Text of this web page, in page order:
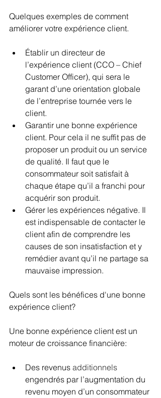
Quelques exemples de comment
améliorer votre expérience client.
Établir un directeur de
l’expérience client (CCO – Chief
Customer Officer), qui sera le
garant d’une orientation globale
de l’entreprise tournée vers le
client.
Garantir une bonne expérience
client. Pour cela il ne suffit pas de
proposer un produit ou un service
de qualité. Il faut que le
consommateur soit satisfait à
chaque étape qu’il a franchi pour
acquérir son produit.
Gérer les expériences négative. Il
est indispensable de contacter le
client afin de comprendre les
causes de son insatisfaction et y
remédier avant qu’il ne partage sa
mauvaise impression.
Quels sont les bénéfices d'une bonne
expérience client?
Une bonne expérience client est un
moteur de croissance financière:
Des revenus additionnels
engendrés par l’augmentation du
revenu moyen d’un consommateur